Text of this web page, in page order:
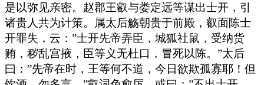
是以弥见亲密。赵郡王叡与娄定远等谋出士开，引
诸贵人共为计策。属太后觞朝贵于前殿，叡面陈士
开罪失，云：”士开先帝弄臣，城狐社鼠，受纳货
贿，秽乱宫掖，臣等义无杜口，冒死以陈。”太后
曰：”先帝在时，王等何不道，今日欲欺孤寡耶！但